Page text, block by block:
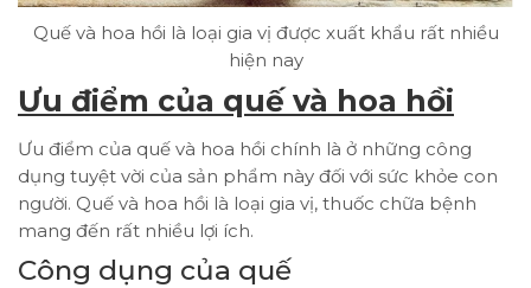
Quế và hoa hồi là loại gia vị được xuất khẩu rất nhiều
hiện nay
Ưu điểm của quế và hoa hồi
Ưu điểm của quế và hoa hồi chính là ở những công
dụng tuyệt vời của sản phẩm này đối với sức khỏe con
người. Quế và hoa hồi là loại gia vị, thuốc chữa bệnh
mang đến rất nhiều lợi ích.
Công dụng của quế